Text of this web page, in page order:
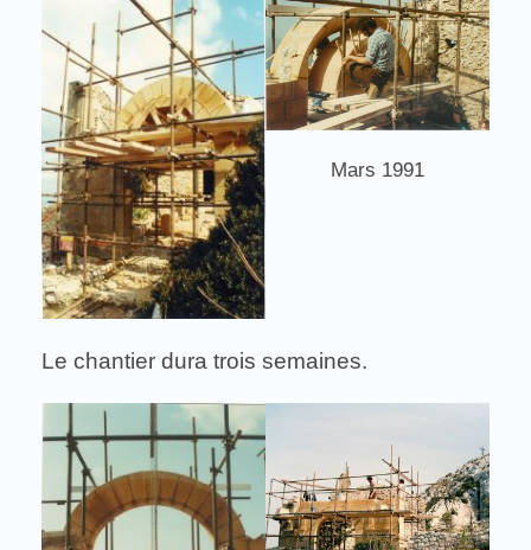
Mars 1991
Le chantier dura trois semaines.